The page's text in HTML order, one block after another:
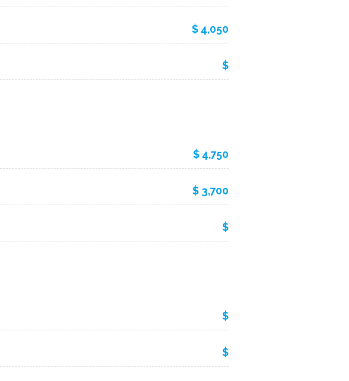
$ 4,050
$
$ 4,750
$ 3,700
$
$
$